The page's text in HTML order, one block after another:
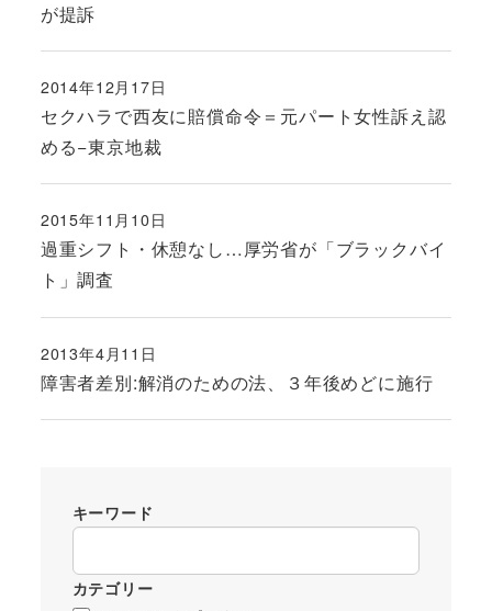
が提訴
セクハラで西友に賠償命令＝元パート女性訴え認
める−東京地裁
投稿日
2014年12月17日
過重シフト・休憩なし…厚労省が「ブラックバイ
ト」調査
投稿日
2015年11月10日
障害者差別:解消のための法、３年後めどに施行
投稿日
2013年4月11日
キーワード
カテゴリー